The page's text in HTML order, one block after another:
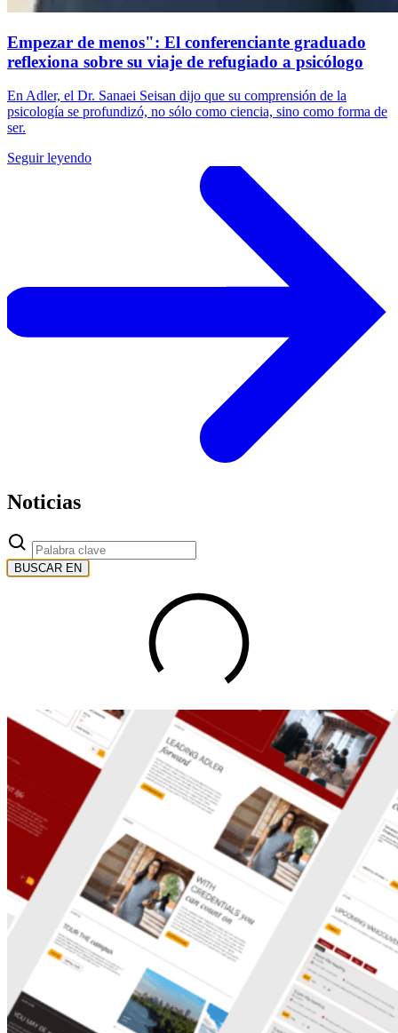
Empezar de menos": El conferenciante graduado
reflexiona sobre su viaje de refugiado a psicólogo
En Adler, el Dr. Sanaei Seisan dijo que su comprensión de la
psicología se profundizó, no sólo como ciencia, sino como forma de
ser.
Seguir leyendo
Noticias
BUSCAR EN